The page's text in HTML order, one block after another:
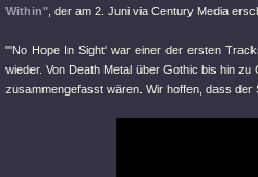
Within" , der am 2. Juni via Century Media
"'No Hope In Sight' war einer der ersten
wieder. Von Death Metal über Gothic bis hin
zusammengefasst wären. Wir hoffen, dass der